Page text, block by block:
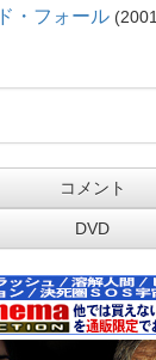
・フォール 2001
コメント
DVD